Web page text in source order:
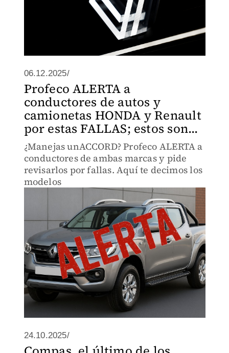
06.12.2025/
Profeco ALERTA a
conductores de autos y
camionetas HONDA y Renault
por estas FALLAS; estos son...
¿Manejas unACCORD? Profeco ALERTA a
conductores de ambas marcas y pide
revisarlos por fallas. Aquí te decimos los
modelos
24.10.2025/